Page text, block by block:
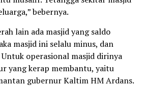
bebernya.
lain ada masjid yang saldo
masjid ini selalu minus, dan
operasional masjid dirinya
yang kerap membantu, yaitu
gubernur Kaltim HM Ardans.